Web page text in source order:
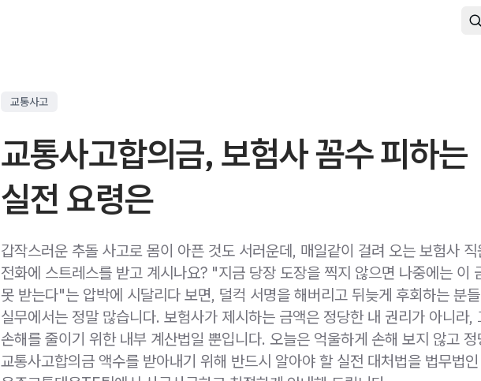
교통사고
교통사고합의금, 보험사 꼼수 피하는
실전 요령은
갑작스러운 추돌 사고로 몸이 아픈 것도 서러운데, 매일같이 걸려 오는 보험사 직
전화에 스트레스를 받고 계시나요? "지금 당장 도장을 찍지 않으면 나중에는 이
못 받는다"는 압박에 시달리다 보면, 덜컥 서명을 해버리고 뒤늦게 후회하는 분
실무에서는 정말 많습니다. 보험사가 제시하는 금액은 정당한 내 권리가 아니라,
손해를 줄이기 위한 내부 계산법일 뿐입니다. 오늘은 억울하게 손해 보지 않고
교통사고합의금 액수를 받아내기 위해 반드시 알아야 할 실전 대처법을 법무법